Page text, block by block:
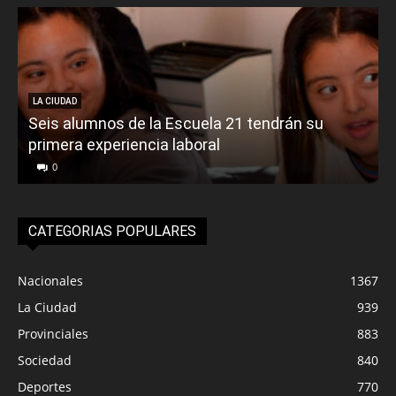
LA CIUDAD
Seis alumnos de la Escuela 21 tendrán su
primera experiencia laboral
0
CATEGORIAS POPULARES
Nacionales
1367
La Ciudad
939
Provinciales
883
Sociedad
840
Deportes
770